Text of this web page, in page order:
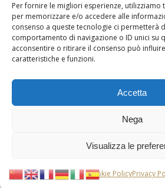
Per fornire le migliori esperienze, utilizziamo
per memorizzare e/o accedere alle
consenso a queste tecnologie ci permetterà
comportamento di navigazione o ID unici su
acconsentire o ritirare il consenso può
caratteristiche e funzioni.
Accetta
Nega
Visualizza le
Cookie PolicyPrivacy
Privacy
Produzione WebResolvis Marketing &
Copyright © Hotels & Resorts Srl -
Affittacamere - CIN:
Per comunicare con questa modalità, è
alternativa, puoi visitare la pagina